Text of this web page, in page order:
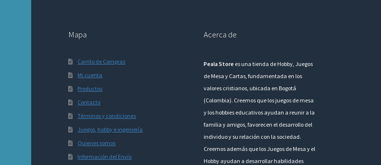
Mapa
Carrito de Compras
Mi cuenta
Productos
Contacto
Términos y condiciones
Juegos, hobby e ingeniería
Quienes somos
Información del Envío
Acerca de
Peala Store es una tienda de Hobby, Juegos
de Mesa y Cartas, fundamentada en los
valores cristianos, ubicada en Bogotá
(Colombia). Creemos que los juegos de mesa
y los hobbies educativos ayudan a reunir a la
familia y amigos, favorecen el desarrollo del
individuo y su relación con la sociedad.
Creemos además que los Juegos de Mesa y el
Hobby ayudan a desarrollar habilidades